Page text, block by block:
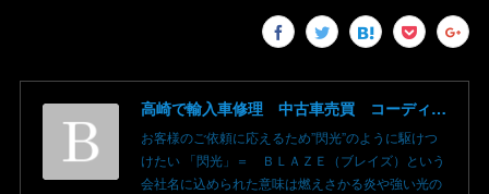
高崎で輸入車修理 中古車売買 コーディングならBLAZE（ブレイズ）へ│BLAZE Total Car Support & Modify in Takasaki Gunma
お客様のご依頼に応えるため”閃光”のように駆けつ
けたい 「閃光」＝ ＢＬＡＺＥ（ブレイズ）という
会社名に込められた意味は燃えさかる炎や強い光の